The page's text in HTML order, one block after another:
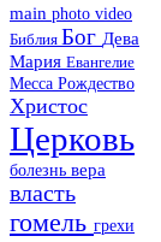
main photo video
Библия Бог Дева
Мария Евангелие
Месса Рождество
Христос
Церковь
болезнь вера
власть
гомель грехи